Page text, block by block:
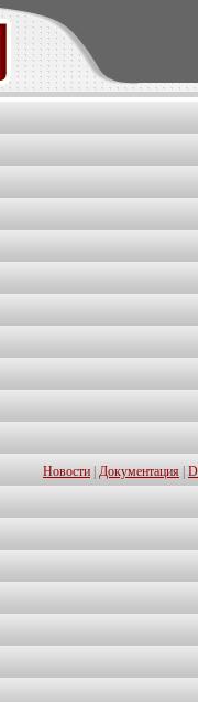
Новости Документация